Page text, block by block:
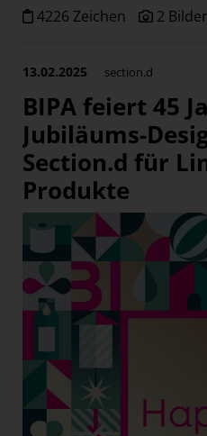
4226 Zeichen
2 Bilder
13.02.2025 section.d
BIPA feiert 45
Jubiläums-
Section.d für
Produkte